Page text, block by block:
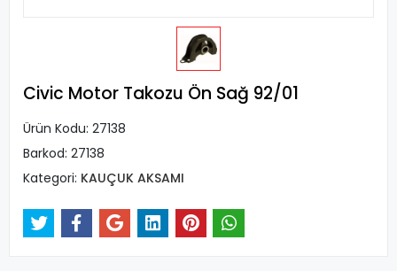
Civic Motor Takozu Ön Sağ 92/01
Ürün Kodu: 27138
Barkod: 27138
Kategori: KAUÇUK AKSAMI